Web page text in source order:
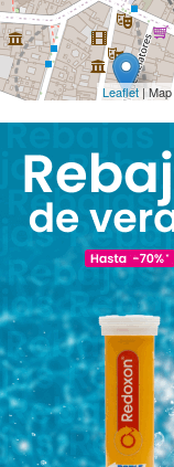
Leaflet|